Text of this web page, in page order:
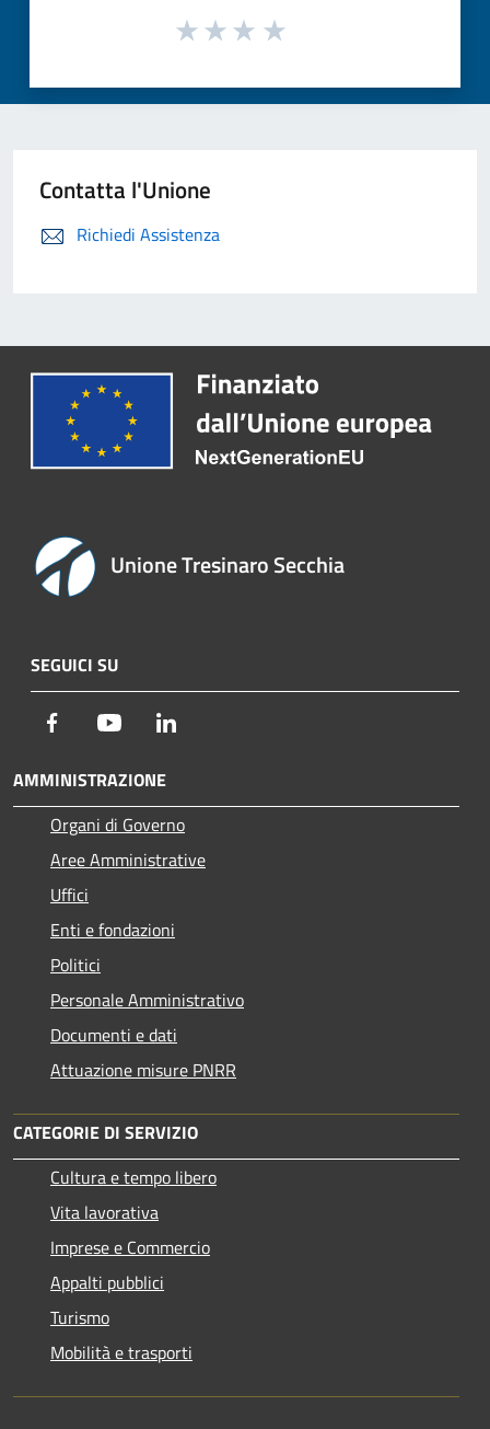
Contatta l'Unione
Richiedi Assistenza
Unione Tresinaro Secchia
SEGUICI SU
Facebook Youtube
AMMINISTRAZIONE
Organi di Governo
Aree Amministrative
Uffici
Enti e fondazioni
Politici
Personale Amministrativo
Documenti e dati
Attuazione misure PNRR
CATEGORIE DI SERVIZIO
Cultura e tempo libero
Vita lavorativa
Imprese e Commercio
Appalti pubblici
Turismo
Mobilità e trasporti